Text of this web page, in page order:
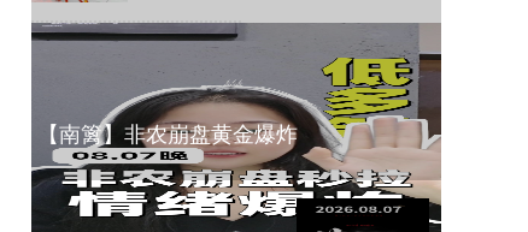
【南篱】非农崩盘黄金爆炸
李鸿彬：8.7黄金大非农来了，